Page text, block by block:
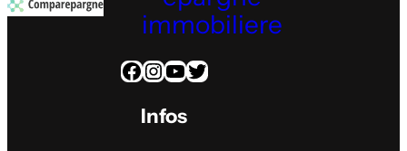
immobiliere
Facebook InstagramYouTube Twitter
Infos